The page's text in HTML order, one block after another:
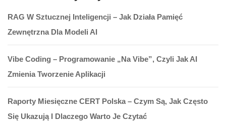
RAG W Sztucznej Inteligencji – Jak Działa Pamięć
Zewnętrzna Dla Modeli AI
Vibe Coding – Programowanie „na Vibe”, Czyli Jak AI
Zmienia Tworzenie Aplikacji
Raporty Miesięczne CERT Polska – Czym Są, Jak Często
Się Ukazują I Dlaczego Warto Je Czytać